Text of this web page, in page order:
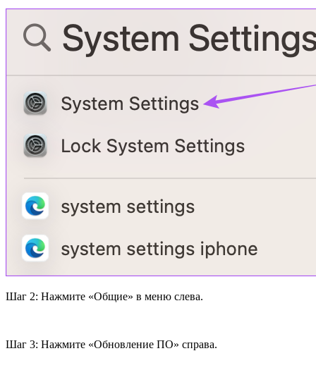
Шаг 2: Нажмите «Общие» в меню слева.
Шаг 3: Нажмите «Обновление ПО» справа.